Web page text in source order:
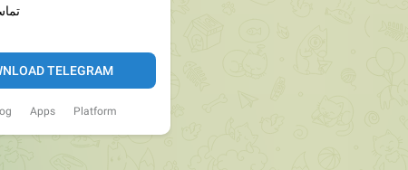
تماس :
TELEGRAM
Apps Platform